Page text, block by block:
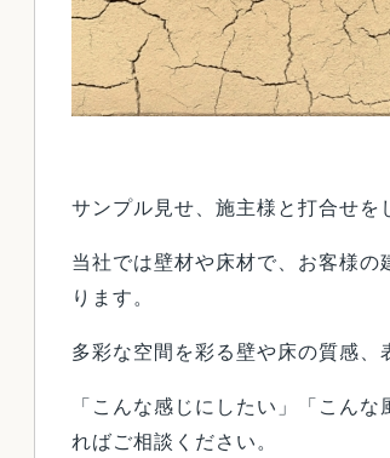
サンプル見せ、施主様と打合せを
当社では壁材や床材で、お客様
ります。
多彩な空間を彩る壁や床の質感、
「こんな感じにしたい」「こん
ればご相談ください。